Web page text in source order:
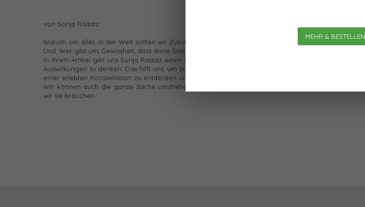
MEHR & BESTELLEN
von Sonja Radatz
Warum um alles in der Welt sollten wir Zukunftsszenarien herstellen? Was bringt uns das?
Und: Wer gibt uns Gewissheit, dass diese Szenarien jemals eintreten?
In ihrem Artikel gibt uns Sonja Radatz einen Einblick in ihre Relationale Vorgangsweise, in
Auswirkungen zu denken. Das hilft uns, um zu jedem Zeitpunkt die potenziellen Chancen in
einer erlebten Konstellation zu entdecken und konsequent zu nutzen. Aber nicht nur das:
Wir können auch die ganze Sache umdrehen und Szenarien bewusst herstellen. So, wie
wir sie brauchen.
0